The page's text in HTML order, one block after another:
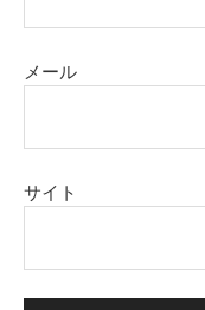
メール
サイト